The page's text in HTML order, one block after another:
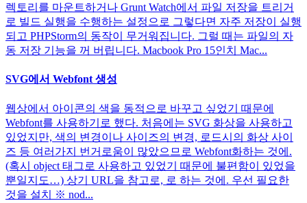
렉토리를 마운트하거나 Grunt Watch에서 파일 저장을 트리거
로 빌드 실행을 수행하는 설정으로 그렇다면 자주 저장이 실행
되고 PHPStorm의 동작이 무거워집니다. 그럴 때는 파일의 자
동 저장 기능을 꺼 버립니다. Macbook Pro 15인치 Mac...
SVG에서 Webfont 생성
웹상에서 아이콘의 색을 동적으로 바꾸고 싶었기 때문에
Webfont를 사용하기로 했다. 처음에는 SVG 화상을 사용하고
있었지만, 색의 변경이나 사이즈의 변경, 로드시의 화상 사이
즈 등 여러가지 번거로움이 많았으므로 Webfont화하는 것에.
(혹시 object 태그로 사용하고 있었기 때문에 불편함이 있었을
뿐일지도…) 상기 URL을 참고로, 로 하는 것에. 우선 필요한
것을 설치 ※ nod...